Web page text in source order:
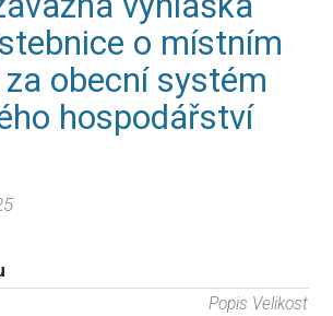
o místním
obecní systém
hospodářství
Popis Velikost